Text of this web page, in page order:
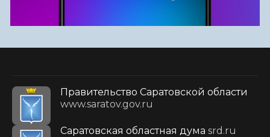
Правительство Саратовской области
www.saratov.gov.ru
Саратовская областная дума srd.ru